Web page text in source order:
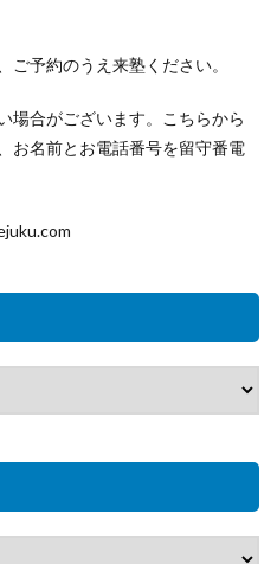
ご予約のうえ来塾ください。
場合がございます。こちらから
お名前とお電話番号を留守番電